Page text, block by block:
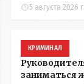
5 августа 2026
КРИМИНАЛ
заниматься